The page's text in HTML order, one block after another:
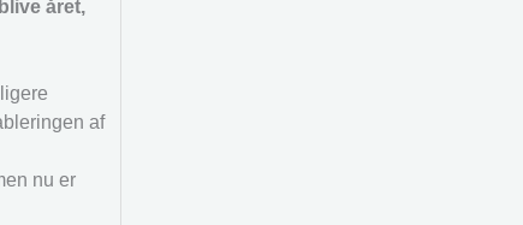
året,
af
nu er